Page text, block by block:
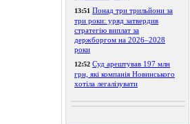
13:51 Понад три трильйони за
три роки: уряд затвердив
стратегію виплат за
держборгом на 2026–2028
роки
12:52 Суд арештував 197 млн
грн, які компанія Новинського
хотіла легалізувати